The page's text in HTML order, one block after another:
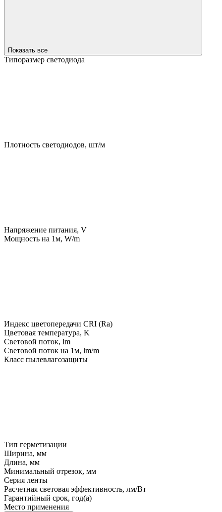
Показать все
Типоразмер светодиода
Плотность светодиодов, шт/м
Напряжение питания, V
Мощность на 1м, W/m
Индекс цветопередачи CRI (Ra)
Цветовая температура, K
Световой поток, lm
Световой поток на 1м, lm/m
Класс пылевлагозащиты
Тип герметизации
Ширина, мм
Длина, мм
Минимальный отрезок, мм
Серия ленты
Расчетная световая эффективность, лм/Вт
Гарантийный срок, год(а)
Место применения